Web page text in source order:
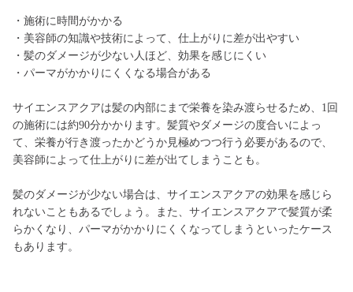
・施術に時間がかかる
・美容師の知識や技術によって、仕上がりに差が出やすい
・髪のダメージが少ない人ほど、効果を感じにくい
・パーマがかかりにくくなる場合がある
サイエンスアクアは髪の内部にまで栄養を染み渡らせるため、1回
の施術には約90分かかります。髪質やダメージの度合いによっ
て、栄養が行き渡ったかどうか見極めつつ行う必要があるので、
美容師によって仕上がりに差が出てしまうことも。
髪のダメージが少ない場合は、サイエンスアクアの効果を感じら
れないこともあるでしょう。また、サイエンスアクアで髪質が柔
らかくなり、パーマがかかりにくくなってしまうといったケース
もあります。